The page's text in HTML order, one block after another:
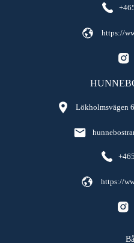
https://
Lökholmsvägen
https://